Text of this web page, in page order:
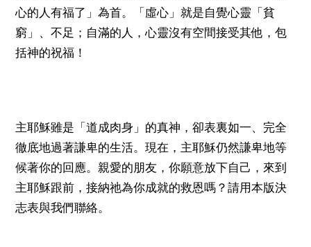
心的人有福了」為首。「虛心」就是自覺心靈「貧
窮」、不足；自滿的人，心靈沒有空間接受其他，包
括神的祝福！
主耶穌雖是「道成肉身」的真神，卻表裏如一、完全
徹底地過著謙卑的生活。現在，主耶穌仍然謙卑地等
候著你的回應。親愛的朋友，你願意放下自己，來到
主耶穌跟前，接納祂為你成就的救恩嗎？請用本版決
志表與我們聯絡。